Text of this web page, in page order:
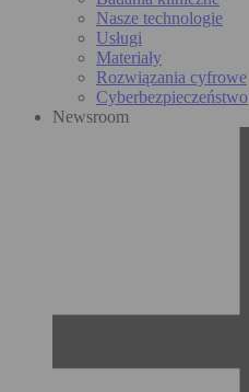
Nasze technologie
Usługi
Materiały
Rozwiązania cyfrowe
Cyberbezpieczeństwo
Newsroom